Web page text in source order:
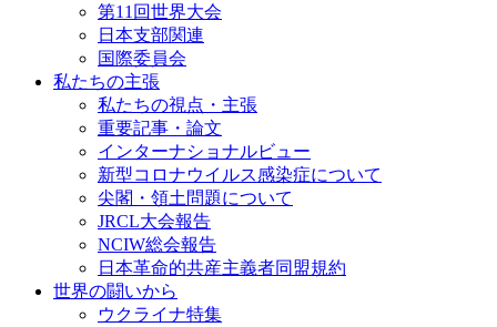
第11回世界大会
日本支部関連
国際委員会
私たちの主張
私たちの視点・主張
重要記事・論文
インターナショナルビュー
新型コロナウイルス感染症について
尖閣・領土問題について
JRCL大会報告
NCIW総会報告
日本革命的共産主義者同盟規約
世界の闘いから
ウクライナ特集